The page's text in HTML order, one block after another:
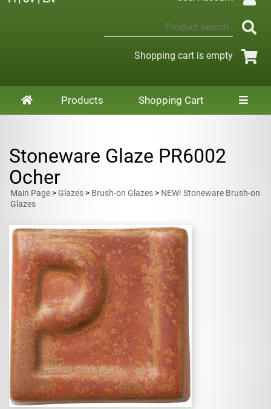
Shopping cart is empty
Products Shopping Cart
Stoneware Glaze PR6002
Ocher
Main Page >Glazes > Brush-on Glazes > NEW! Stoneware Brush-on
Glazes